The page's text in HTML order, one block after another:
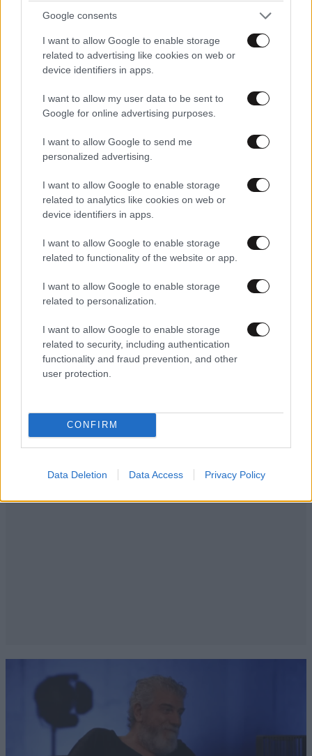
Google consents
I want to allow Google to enable storage
related to advertising like cookies on web or
device identifiers in apps.
I want to allow my user data to be sent to
Google for online advertising purposes.
I want to allow Google to send me
personalized advertising.
I want to allow Google to enable storage
related to analytics like cookies on web or
device identifiers in apps.
I want to allow Google to enable storage
related to functionality of the website or app.
I want to allow Google to enable storage
related to personalization.
I want to allow Google to enable storage
related to security, including authentication
functionality and fraud prevention, and other
user protection.
CONFIRM
Data Deletion Data Access Privacy Policy
Απαντήστε
Καλη η αποστολη βοηθειας, αλλα εχουμε καλυψει τις
Απαντήστε
Mηπως ξέρει κάποιος από τα 9 canadair που έχουμε
Απαντήστε
06·08·2026 21:47
– Τι λένε μάρτυρες για τη 42χρονη Ολλανδή
που πνίγηκε προσπαθώντας να σώσει τη φίλη